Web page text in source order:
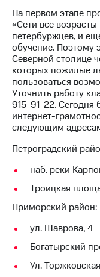
секретарь
Раскрытие
Документы
ПАО
"МТС"
Собрания
Личный
акционера
капитал
Контроль
аудит
Рынок
акций
На первом этапе
«Сети все
петербуржцев, и
обучение. Поэтому
Северной столице
которых пожилые
пользоваться
Уточнить работу
915-91-22. Сегодня
интернет-
следующим
Петроградский
наб. реки
Троицкая
Приморский район:
ул. Шаврова, 4
Богатырский
Ул.